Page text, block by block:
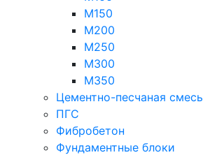
М150
М200
М250
М300
М350
Цементно-песчаная смесь
ПГС
Фибробетон
Фундаментные блоки